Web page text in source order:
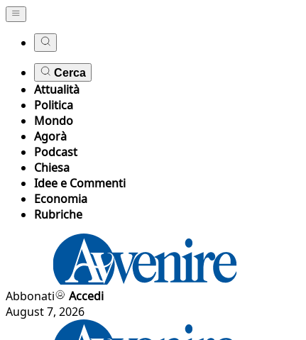
Cerca
Attualità
Politica
Mondo
Agorà
Podcast
Chiesa
Idee e Commenti
Economia
Rubriche
Abbonati
Accedi
August 7, 2026